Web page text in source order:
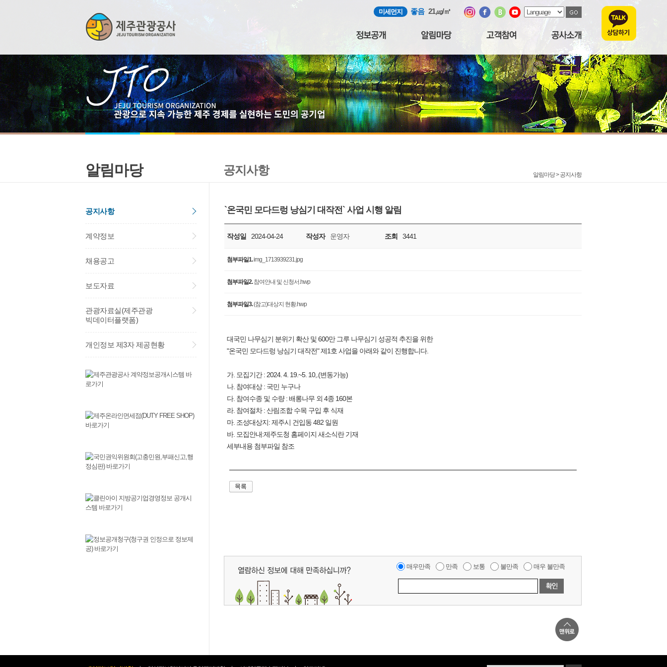
미세먼지 좋음 21㎍/㎥
알림마당
공지사항
계약정보
채용공고
보도자료
관광자료실(제주관광
빅데이터플랫폼)
개인정보 제3자 제공현황
알림마당 >공지사항
공지사항
`온국민 모다드렁 낭심기 대작전` 사업 시행 알림
작성일 2024-04-24 작성자 운영자 조회 3441
첨부파일1.img_1713939231.jpg
첨부파일2. 참여안내 및 신청서.hwp
첨부파일3.(참고)대상지 현황.hwp
대국민 나무심기 분위기 확산 및 600만 그루 나무심기 성공적 추진을 위한
"온국민 모다드렁 낭심기 대작전" 제1호 사업을 아래와 같이 진행합니다.
가. 모집기간 : 2024. 4. 19.~5. 10,.(변동가능)
나. 참여대상 : 국민 누구나
다. 참여수종 및 수량 : 배롱나무 외 4종 160본
라. 참여절차 : 산림조합 수목 구입 후 식재
마. 조성대상지: 제주시 건입동 482 일원
바. 모집안내:제주도청 홈페이지 새소식란 기재
세부내용 첨부파일 참조
매우만족 만족 보통 불만족 매우 불만족